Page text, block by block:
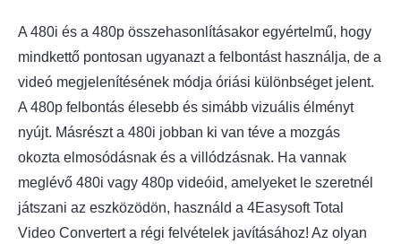
A 480i és a 480p összehasonlításakor egyértelmű, hogy
mindkettő pontosan ugyanazt a felbontást használja, de a
videó megjelenítésének módja óriási különbséget jelent.
A 480p felbontás élesebb és simább vizuális élményt
nyújt. Másrészt a 480i jobban ki van téve a mozgás
okozta elmosódásnak és a villódzásnak. Ha vannak
meglévő 480i vagy 480p videóid, amelyeket le szeretnél
játszani az eszközödön, használd a 4Easysoft Total
Video Convertert a régi felvételek javításához! Az olyan